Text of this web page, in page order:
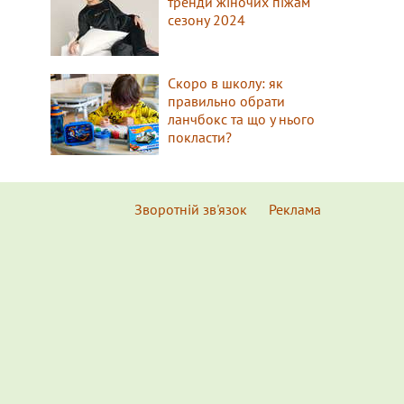
сезону 2024
Скоро в школу: як
правильно обрати
ланчбокс та що у нього
покласти?
Зворотній зв'язок Реклама